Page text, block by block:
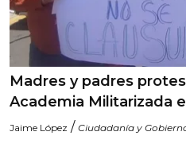
Madres y padres
Academia Militarizada
Jaime López / Ciudadanía y